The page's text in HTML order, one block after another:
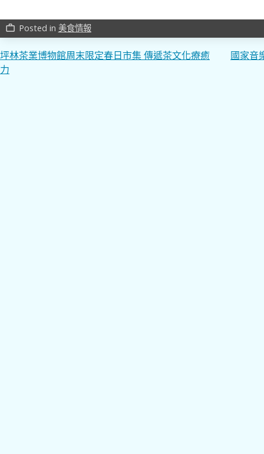
work_outline Posted in 美食情報
文
章
坪林茶業博物館周末限定春日市集 傳遞茶文化療癒
力
國家音